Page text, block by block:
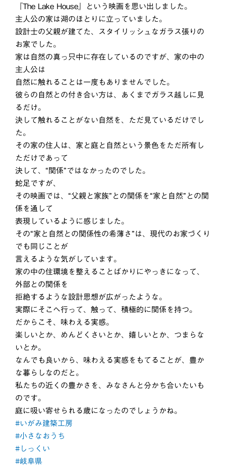
『The Lake House』という映画を思い出しました。
主人公の家は湖のほとりに立っていました。
設計士の父親が建てた、スタイリッシュなガラス張りの
お家でした。
家は自然の真っ只中に存在しているのですが、家の中の
主人公は
自然に触れることは一度もありませんでした。
彼らの自然との付き合い方は、あくまでガラス越しに見
るだけ。
決して触れることがない自然を、ただ見ているだけでし
た。
その家の住人は、家と庭と自然という景色をただ所有し
ただけであって
決して、“関係”ではなかったのでした。
蛇足ですが、
その映画では、“父親と家族”との関係を“家と自然”との関
係を通して
表現しているように感じました。
その“家と自然との関係性の希薄さ”は、現代のお家づくり
でも同じことが
言えるような気がしています。
家の中の住環境を整えることばかりにやっきになって、
外部との関係を
拒絶するような設計思想が広がったような。
実際にそこへ行って、触って、積極的に関係を持つ。
だからこそ、味わえる実感。
楽しいとか、めんどくさいとか、嬉しいとか、つまらな
いとか。
なんでも良いから、味わえる実感をもてることが、豊か
な暮らしなのだと。
私たちの近くの豊かさを、みなさんと分かち合いたいも
のです。
庭に吸い寄せられる歳になったのでしょうかね。
#いがみ建築工房
#小さなおうち
#しっくい
#岐阜県